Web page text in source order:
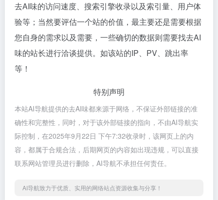
去AI味的访问速度、搜索引擎收录以及索引量、用户体
验等；当然要评估一个站的价值，最主要还是需要根据
您自身的需求以及需要，一些确切的数据则需要找去AI
味的站长进行洽谈提供。如该站的IP、PV、跳出率
等！
特别声明
本站AI导航提供的去AI味都来源于网络，不保证外部链接的准
确性和完整性，同时，对于该外部链接的指向，不由AI导航实
际控制，在2025年9月22日 下午7:32收录时，该网页上的内
容，都属于合规合法，后期网页的内容如出现违规，可以直接
联系网站管理员进行删除，AI导航不承担任何责任。
AI导航致力于优质、实用的网络站点资源收集与分享！